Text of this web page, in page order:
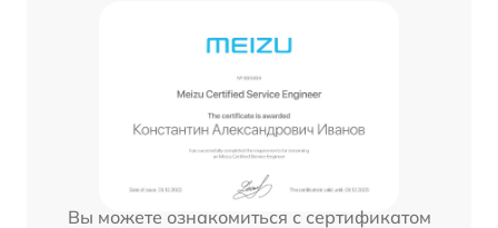
Вы можете ознакомиться с сертификатом